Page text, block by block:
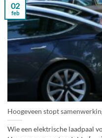
Hoogeveen stopt
Wie een elektrische laadpaal
02
feb